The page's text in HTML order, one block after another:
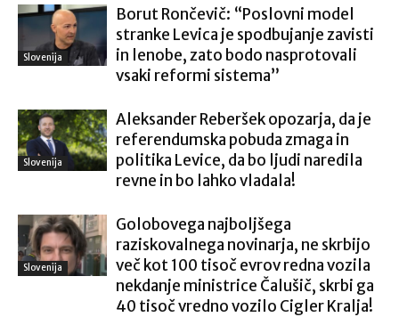
Slovenija
Borut Rončevič: “Poslovni model
stranke Levica je spodbujanje zavisti
in lenobe, zato bodo nasprotovali
vsaki reformi sistema”
Slovenija
Aleksander Reberšek opozarja, da je
referendumska pobuda zmaga in
politika Levice, da bo ljudi naredila
revne in bo lahko vladala!
Slovenija
Golobovega najboljšega
raziskovalnega novinarja, ne skrbijo
več kot 100 tisoč evrov redna vozila
nekdanje ministrice Čalušič, skrbi ga
40 tisoč vredno vozilo Cigler Kralja!